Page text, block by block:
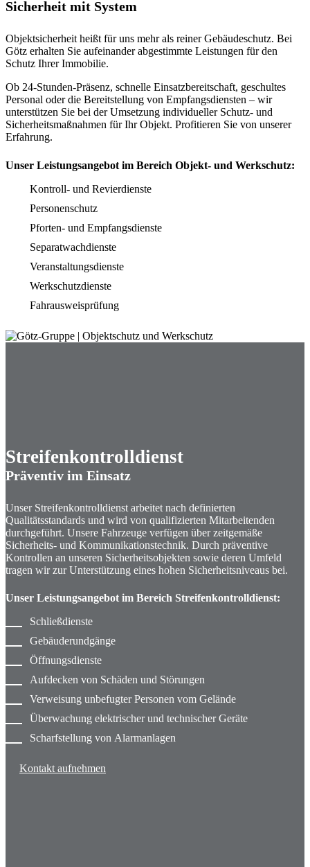
Sicherheit mit System
Objektsicherheit heißt für uns mehr als reiner Gebäudeschutz. Bei
Götz erhalten Sie aufeinander abgestimmte Leistungen für den
Schutz Ihrer Immobilie.
Ob 24-Stunden-Präsenz, schnelle Einsatzbereitschaft, geschultes
Personal oder die Bereitstellung von Empfangsdiensten – wir
unterstützen Sie bei der Umsetzung individueller Schutz- und
Sicherheitsmaßnahmen für Ihr Objekt. Profitieren Sie von unserer
Erfahrung.
Unser Leistungsangebot im Bereich Objekt- und Werkschutz:
Kontroll- und Revierdienste
Personenschutz
Pforten- und Empfangsdienste
Separatwachdienste
Veranstaltungsdienste
Werkschutzdienste
Fahrausweisprüfung
Streifenkontroll­dienst
Präventiv im Einsatz
Unser Streifenkontrolldienst arbeitet nach definierten
Qualitätsstandards und wird von qualifizierten Mitarbeitenden
durchgeführt. Unsere Fahrzeuge verfügen über zeitgemäße
Sicherheits- und Kommunikationstechnik. Durch präventive
Kontrollen an unseren Sicherheitsobjekten sowie deren Umfeld
tragen wir zur Unterstützung eines hohen Sicherheitsniveaus bei.
Unser Leistungsangebot im Bereich Streifenkontroll­dienst:
Schließdienste
Gebäuderundgänge
Öffnungsdienste
Aufdecken von Schäden und Störungen
Verweisung unbefugter Personen vom Gelände
Überwachung elektrischer und technischer Geräte
Scharfstellung von Alarmanlagen
Kontakt aufnehmen